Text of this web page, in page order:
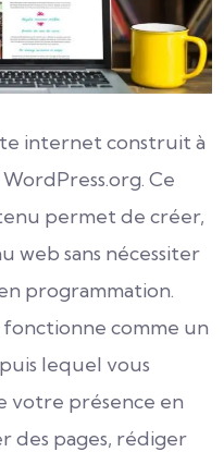
internet construit à
Ce
permet de créer,
sans nécessiter
programmation.
comme un
lequel vous
votre présence en
des pages, rédiger